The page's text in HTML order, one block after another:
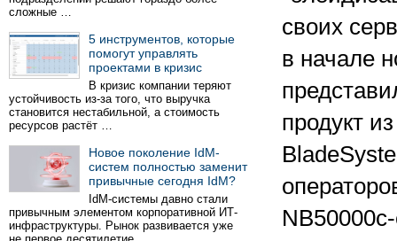
сложные …
5 инструментов, которые
помогут управлять
проектами в кризис
В кризис компании теряют
устойчивость из-за того, что выручка
становится нестабильной, а стоимость
ресурсов растёт …
Новое поколение IdM-
систем полностью заменит
привычные сегодня IdM?
IdM-системы давно стали
привычным элементом корпоративной ИТ-
инфраструктуры. Рынок развивается уже
своих
в начале
продукт